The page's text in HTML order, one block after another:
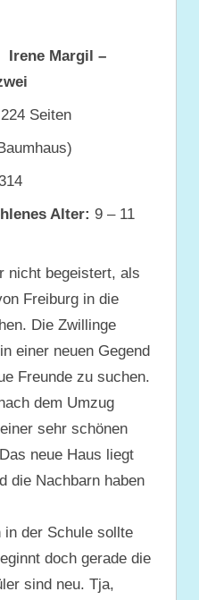
Irene Margil –
224 Seiten
Alter: 9 – 11
nicht begeistert, als
Freiburg in die
Die Zwillinge
einer neuen Gegend
Freunde zu suchen.
dem Umzug
sehr schönen
neue Haus liegt
die Nachbarn haben
in der Schule sollte
doch gerade die
sind neu. Tja,